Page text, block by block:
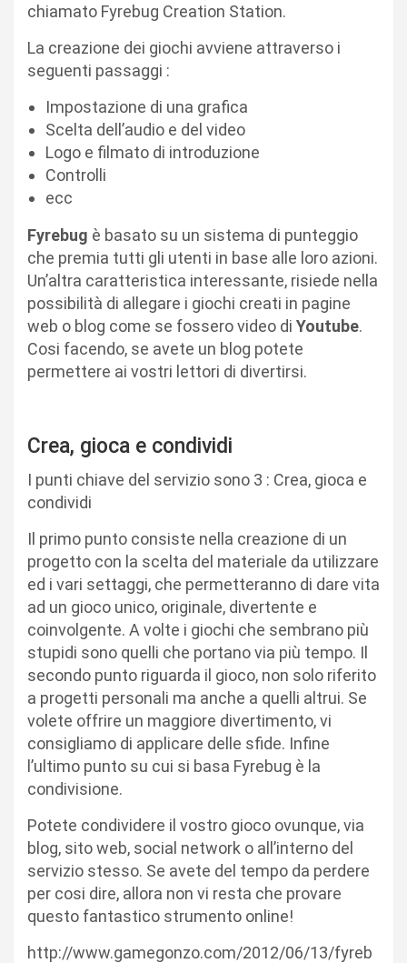
chiamato Fyrebug Creation Station.
La creazione dei giochi avviene attraverso i
seguenti passaggi :
Impostazione di una grafica
Scelta dell’audio e del video
Logo e filmato di introduzione
Controlli
ecc
Fyrebug è basato su un sistema di punteggio
che premia tutti gli utenti in base alle loro azioni.
Un’altra caratteristica interessante, risiede nella
possibilità di allegare i giochi creati in pagine
web o blog come se fossero video di Youtube.
Cosi facendo, se avete un blog potete
permettere ai vostri lettori di divertirsi.
Crea, gioca e condividi
I punti chiave del servizio sono 3 : Crea, gioca e
condividi
Il primo punto consiste nella creazione di un
progetto con la scelta del materiale da utilizzare
ed i vari settaggi, che permetteranno di dare vita
ad un gioco unico, originale, divertente e
coinvolgente. A volte i giochi che sembrano più
stupidi sono quelli che portano via più tempo. Il
secondo punto riguarda il gioco, non solo riferito
a progetti personali ma anche a quelli altrui. Se
volete offrire un maggiore divertimento, vi
consigliamo di applicare delle sfide. Infine
l’ultimo punto su cui si basa Fyrebug è la
condivisione.
Potete condividere il vostro gioco ovunque, via
blog, sito web, social network o all’interno del
servizio stesso. Se avete del tempo da perdere
per cosi dire, allora non vi resta che provare
questo fantastico strumento online!
http://www.gamegonzo.com/2012/06/13/fyreb